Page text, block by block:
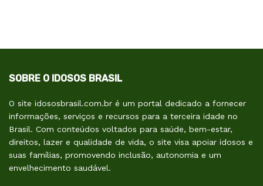
SOBRE O IDOSOS BRASIL
O site idososbrasil.com.br é um portal dedicado a fornecer
informações, serviços e recursos para a terceira idade no
Brasil. Com conteúdos voltados para saúde, bem-estar,
direitos, lazer e qualidade de vida, o site visa apoiar idosos e
suas famílias, promovendo inclusão, autonomia e um
envelhecimento saudável.